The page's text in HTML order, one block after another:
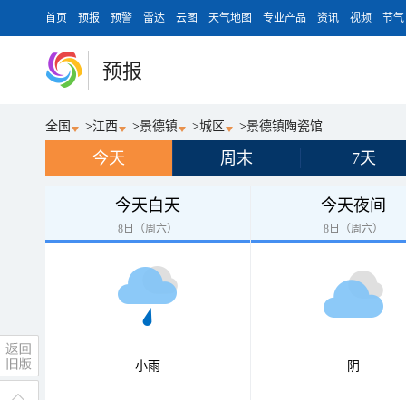
首页 预报 预警 雷达 云图 天气地图 专业产品 资讯 视频 节气
预报
全国 >江西 >景德镇 >城区 >景德镇陶瓷馆
今天 周末 7天
今天白天
8日（周六）
小雨
今天夜间
8日（周六）
阴